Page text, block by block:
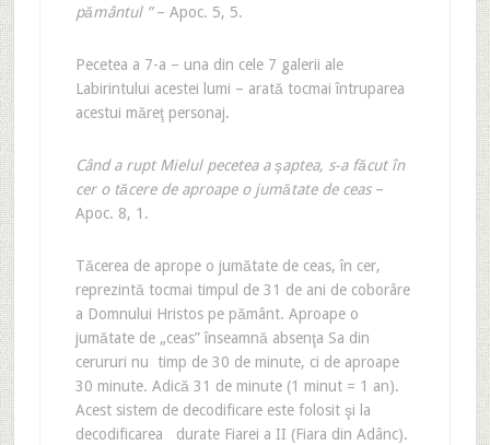
pământul ”– Apoc. 5, 5.
Pecetea a 7-a – una din cele 7 galerii ale
Labirintului acestei lumi – arată tocmai întruparea
acestui măreţ personaj.
Când a rupt Mielul pecetea a şaptea, s-a făcut în
cer o tăcere de aproape o jumătate de ceas–
Apoc. 8, 1.
Tăcerea de aprope o jumătate de ceas, în cer,
reprezintă tocmai timpul de 31 de ani de coborâre
a Domnului Hristos pe pământ. Aproape o
jumătate de „ceas” înseamnă absenţa Sa din
cerururi nu timp de 30 de minute, ci de aproape
30 minute. Adică 31 de minute (1 minut = 1 an).
Acest sistem de decodificare este folosit şi la
decodificarea durate Fiarei a II (Fiara din Adânc).